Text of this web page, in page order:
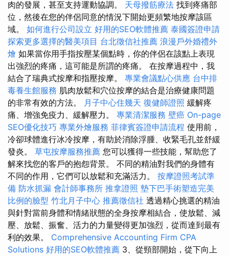
肉的發展，甚至支持運動協調。 天母撥筋療法 找到疼痛部
位，然後在您的伴侶同意的情況下開始更頻繁地按摩該區
域。 如何進行公司設立 好用的SEO軟體推薦 泰國簽證申請
探索更多選擇的醫美項目 台北徵信社推薦 浪漫戶外婚禮外
燴 如果當你用手指按壓某個點時，你的伴侶在該點上表現
出強烈的疼痛，這可能是所謂的疼痛。 在按摩過程中，我
結合了瑞典式按摩和指壓按摩。 專業會議點心供應 台中排
毒養生館服務 肌肉放鬆和穴位按摩的結合是治療健康問題
的非常有效的方法。 月子中心住幾天 復健師證照 緩解疼
痛、增強免疫力、緩解壓力。 專業清潔服務 壁癌 On-page
SEO優化技巧 專業外燴服務 菲律賓簽證申請流程 使用前，
冷卻球體進行冰冷按摩，有助於消除浮腫、收緊毛孔並舒緩
發炎。 草屯按摩服務推薦 您可以獲得一些技能，幫助您了
解來找您的客戶的抱怨背景。 不同的精油對我們的身體有
不同的作用，它們可以放鬆和充滿活力。 按摩證照考試準
備 防水抓漏 會計師事務所 推拿證照 墊下巴手術塑造完美
比例的臉型 竹北月子中心 推薦徵信社 透過精心挑選的精油
與針對當前身體和情緒狀態的全身按摩相結合，使放鬆、減
壓、放鬆、振奮、活力的力量變得更加強烈，從而達到最有
利的效果。 Comprehensive Accounting Firm CPA
Solutions 好用的SEO軟體推薦 3、從頸部開始，從下向上